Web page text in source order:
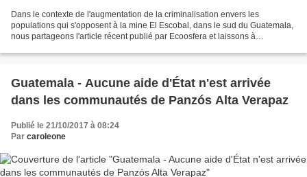
Dans le contexte de l'augmentation de la criminalisation envers les
populations qui s'opposent à la mine El Escobal, dans le sud du Guatemala,
nous partageons l'article récent publié par Ecoosfera et laissons à
Guatemala - Aucune aide d'État n'est arrivée
dans les communautés de Panzós Alta Verapaz
Publié le 21/10/2017 à 08:24
Par caroleone